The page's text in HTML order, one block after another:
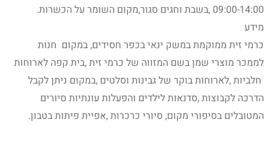
09:00-14:00 ,בשבת וחגים סגור,מקום השומר על הכשרות.
מידע
כרמי זית ממוקמת במשק ינאי בכפר חסידים, במקום חנות
לממכר מוצרי שמן בשם המזווה של כרמי זית ,בית קפה לארוחות
חלביות ,לארוחות בוקר של גבינות וסלטים ,במקום ניתן לקבל
הדרכה לקבוצות ,סדנאות לילדים והפעלות עונתיות סיורים
המטובלים בסיפורי מקום, סיורי כרכרות ,אפיית פיתות בטבון.